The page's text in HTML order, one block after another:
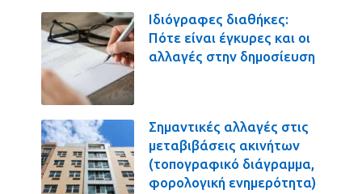
Ιδιόγραφες διαθήκες:
Πότε είναι έγκυρες και οι
αλλαγές στην δημοσίευση
Σημαντικές αλλαγές στις
μεταβιβάσεις ακινήτων
(τοπογραφικό διάγραμμα,
φορολογική ενημερότητα)